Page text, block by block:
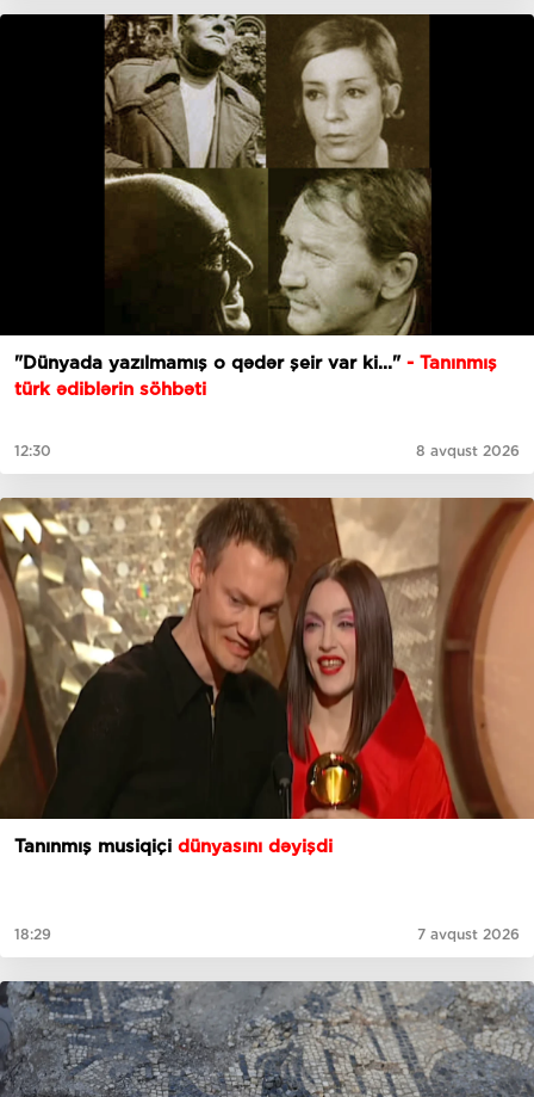
"Dünyada yazılmamış o qədər şeir var ki..." - Tanınmış
türk ədiblərin söhbəti
12:30 8 avqust 2026
Tanınmış musiqiçi dünyasını dəyişdi
18:29 7 avqust 2026